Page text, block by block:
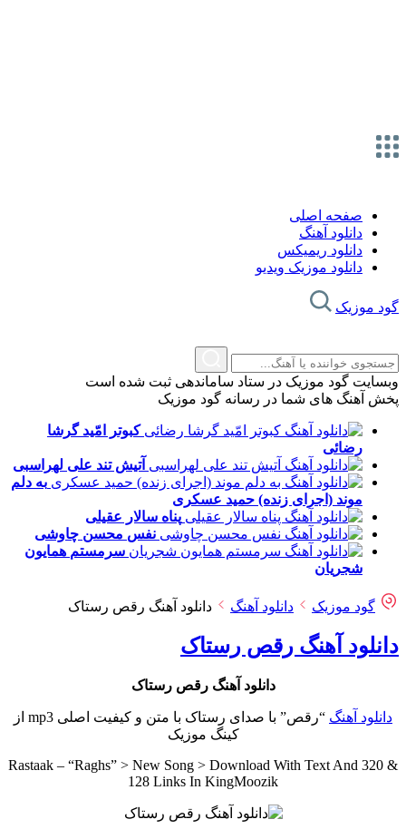
صفحه اصلی
دانلود آهنگ
دانلود ریمیکس
دانلود موزیک ویدیو
گود موزیک
وبسایت گود موزیک در ستاد ساماندهی ثبت شده است
پخش آهنگ های شما در رسانه گود موزیک
کبوتر امّید گرشا
رضائی
آتیش تند علی لهراسبی
به دلم
موند (اجرای زنده) حمید عسکری
پناه سالار عقیلی
نفس محسن چاوشی
سرمستم همایون
شجریان
گود موزیک دانلود آهنگ دانلود آهنگ رقص رستاک
دانلود آهنگ رقص رستاک
دانلود آهنگ رقص رستاک
دانلود آهنگ
“رقص” با صدای رستاک با متن و کیفیت اصلی mp3 از
کینگ موزیک
Rastaak – “Raghs” > New Song > Download With Text And 320 &
128 Links In KingMoozik